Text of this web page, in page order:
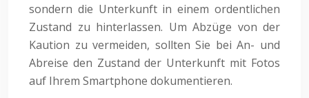
sondern die Unterkunft in einem ordentlichen
Zustand zu hinterlassen. Um Abzüge von der
Kaution zu vermeiden, sollten Sie bei An- und
Abreise den Zustand der Unterkunft mit Fotos
auf Ihrem Smartphone dokumentieren.